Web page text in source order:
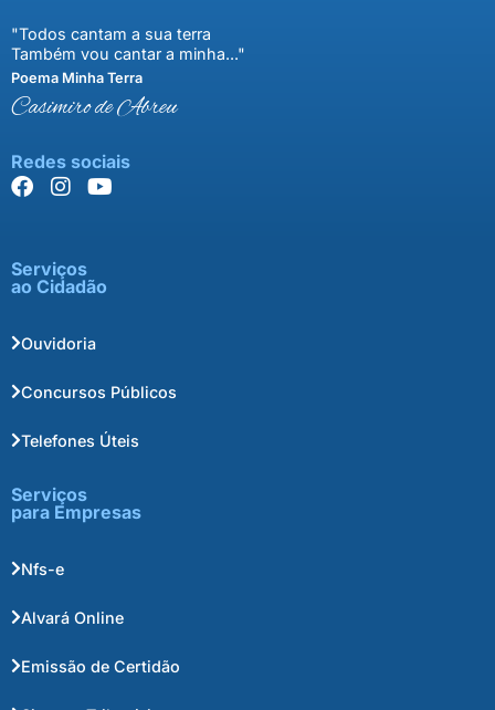
"Todos cantam a sua terra
Também vou cantar a minha..."
Poema Minha Terra
Casimiro de Abreu
Redes sociais
Serviços
ao Cidadão
Ouvidoria
Concursos Públicos
Telefones Úteis
Serviços
para Empresas
Nfs-e
Alvará Online
Emissão de Certidão